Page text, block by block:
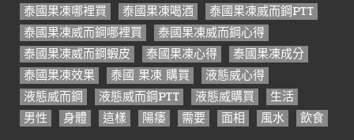
泰國果凍哪裡買
泰國果凍喝酒
泰國果凍威而鋼PTT
泰國果凍威而鋼哪裡買
泰國果凍威而鋼心得
泰國果凍威而鋼蝦皮
泰國果凍心得
泰國果凍成分
泰國果凍效果
泰國 果凍 購買
液態威心得
液態威而鋼
液態威而鋼PTT 液態威購買
生活
男性
身體 這樣 陽痿 需要 面相 風水 飲食